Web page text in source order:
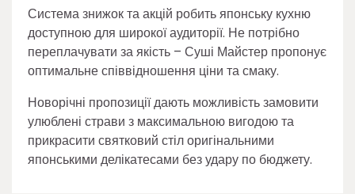
Система знижок та акцій робить японську кухню
доступною для широкої аудиторії. Не потрібно
переплачувати за якість – Суші Майстер пропонує
оптимальне співвідношення ціни та смаку.
Новорічні пропозиції дають можливість замовити
улюблені страви з максимальною вигодою та
прикрасити святковий стіл оригінальними
японськими делікатесами без удару по бюджету.